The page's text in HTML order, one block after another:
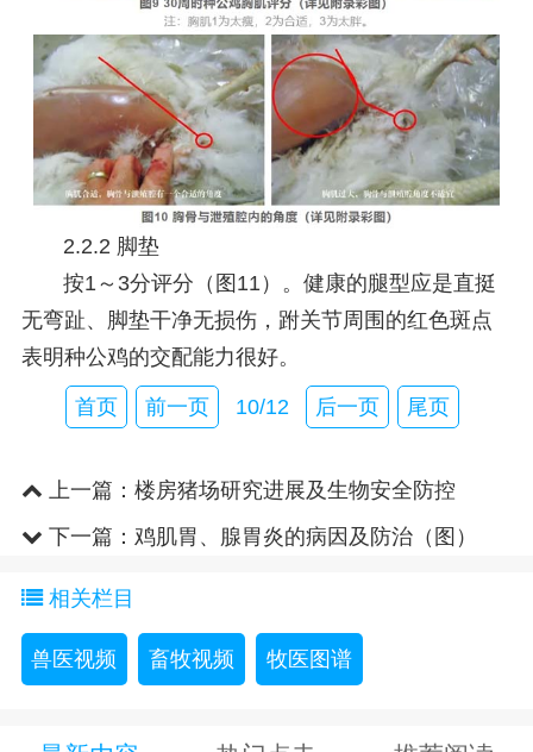
2.2.2 脚垫
按1～3分评分（图11）。健康的腿型应是直挺
无弯趾、脚垫干净无损伤，跗关节周围的红色斑点
表明种公鸡的交配能力很好。
首页 前一页 10/12 后一页 尾页
上一篇： 楼房猪场研究进展及生物安全防控
（图）下一篇： 鸡肌胃、腺胃炎的病因及防治（图）
相关栏目
兽医视频 畜牧视频 牧医图谱